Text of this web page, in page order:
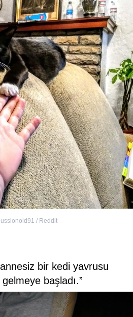
/ Reddit
bir kedi yavrusu
başladı.”